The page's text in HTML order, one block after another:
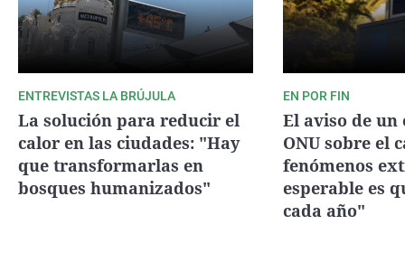
ENTREVISTAS LA BRÚJULA
La solución para reducir el
calor en las ciudades: "Hay
que transformarlas en
bosques humanizados"
EN POR FIN
El aviso de
ONU sobre el
fenómenos
esperable es
cada año"